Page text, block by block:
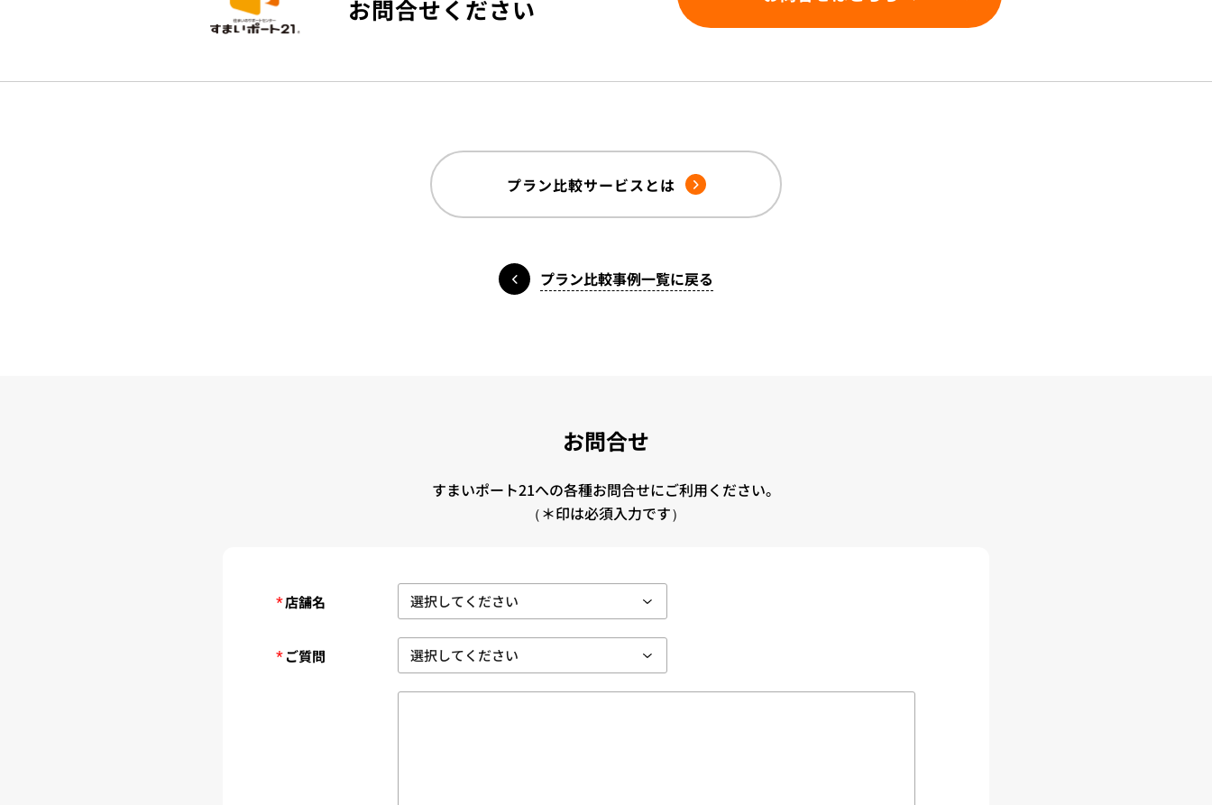
お問合せください
プラン比較サービスとは
プラン比較事例一覧に戻る
お問合せ
すまいポート21への各種お問合せにご利用ください。
（＊印は必須入力です）
*店舗名
*ご質問